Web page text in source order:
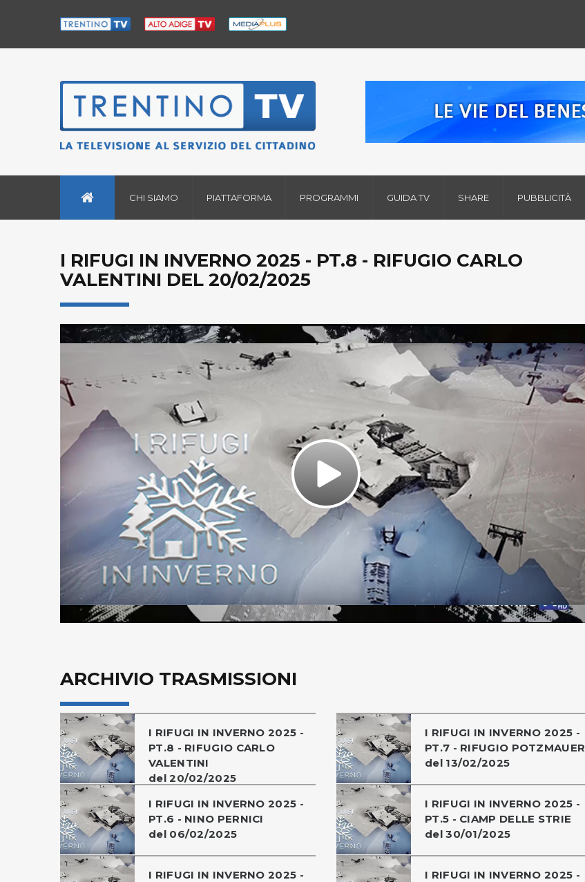
CHI SIAMO PIATTAFORMA PROGRAMMI GUIDA TV SHARE PUBBLICITÀ
I RIFUGI IN INVERNO 2025 - PT.8 - RIFUGIO CARLO
VALENTINI DEL 20/02/2025
Play
Video
ARCHIVIO TRASMISSIONI
I RIFUGI IN INVERNO 2025 -
PT.8 - RIFUGIO CARLO
VALENTINI
del 20/02/2025
I RIFUGI IN INVERNO 2025 -
PT.7 - RIFUGIO POTZMAUER
del 13/02/2025
I RIFUGI IN INVERNO 2025 -
PT.6 - NINO PERNICI
del 06/02/2025
I RIFUGI IN INVERNO 2025 -
PT.5 - CIAMP DELLE STRIE
del 30/01/2025
I RIFUGI IN INVERNO 2025 -
I RIFUGI IN INVERNO 2025 -